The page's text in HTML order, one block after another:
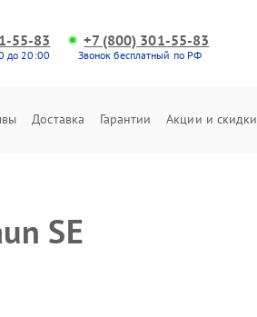
55-83
до 20:00
+7 (800) 301-55-83
Звонок бесплатный по РФ
Доставка Гарантии Акции и скидки
SE